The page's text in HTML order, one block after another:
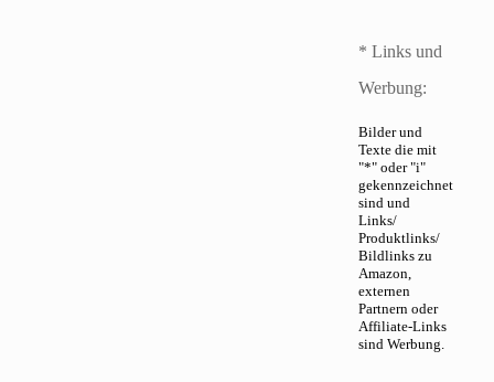
* Links und
Werbung:
Bilder und
Texte die mit
"*" oder "i"
gekennzeichnet
sind und
Links/
Produktlinks/
Bildlinks zu
Amazon,
externen
Partnern oder
Affiliate-Links
sind Werbung.